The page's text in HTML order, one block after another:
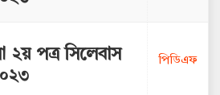
২য় পত্র সিলেবাস
পিডিএফ